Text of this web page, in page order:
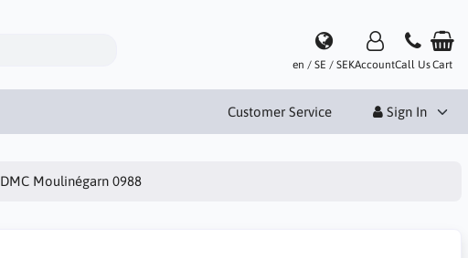
en / SE / SEKAccountCall UsCart
Customer Service Sign In
DMC Moulinégarn 0988